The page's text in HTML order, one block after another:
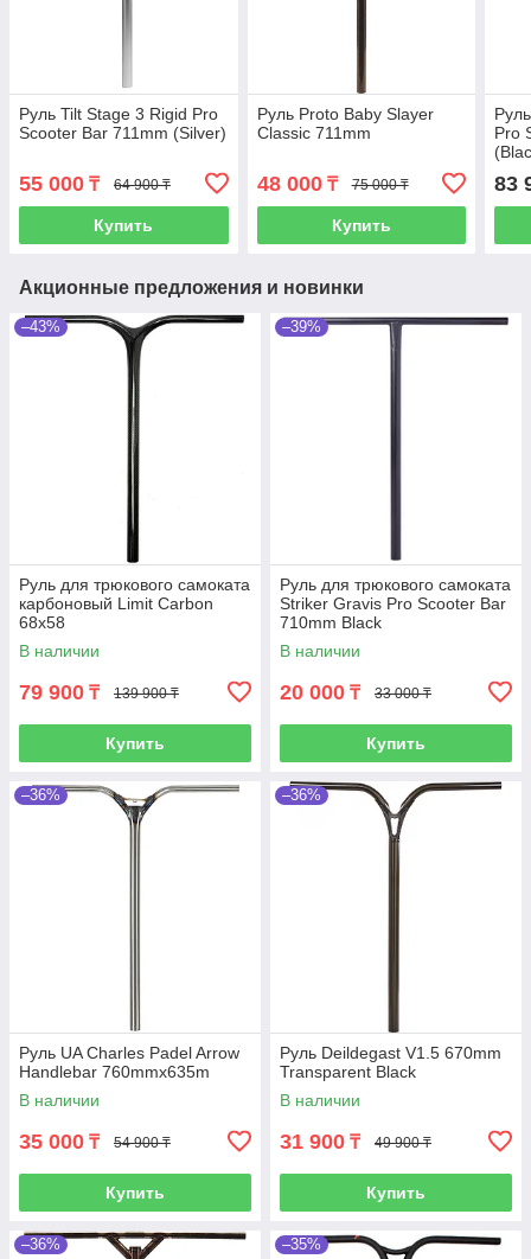
Руль Tilt Stage 3 Rigid Pro
Scooter Bar 711mm (Silver)
55 000 ₸ 64 900 ₸
Купить
Руль Proto Baby Slayer
Classic 711mm
48 000₸ 75 000 ₸
Купить
Pro
83
Акционные предложения и новинки
–43%
Руль для трюкового самоката
карбоновый Limit Carbon
68x58
В наличии
79 900 ₸ 139 900 ₸
Купить
–39%
Руль для трюкового самоката
Striker Gravis Pro Scooter Bar
710mm Black
В наличии
20 000 ₸ 33 000 ₸
Купить
–36%
Руль UA Charles Padel Arrow
Handlebar 760mmx635m
В наличии
35 000 ₸ 54 900 ₸
Купить
–36%
Руль Deildegast V1.5 670mm
Transparent Black
В наличии
31 900 ₸ 49 900 ₸
Купить
–36% –35%